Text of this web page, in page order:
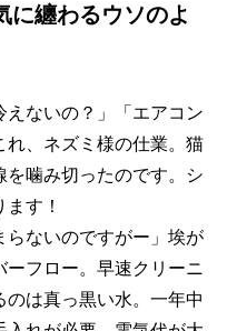
纏わるウソのよ
えないの？」「エアコン
れ、ネズミ様の仕業。猫
噛み切ったのです。シ
す！
らないのですがー」埃が
フロー。早速クリーニ
のは真っ黒い水。一年中